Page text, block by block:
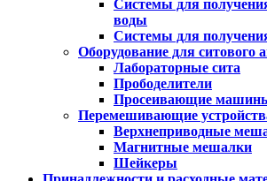
Системы для
воды
Системы для
Оборудование для ситового
Лабораторные сита
Прободелители
Просеивающие
Перемешивающие
Верхнеприводные
Магнитные мешалки
Шейкеры